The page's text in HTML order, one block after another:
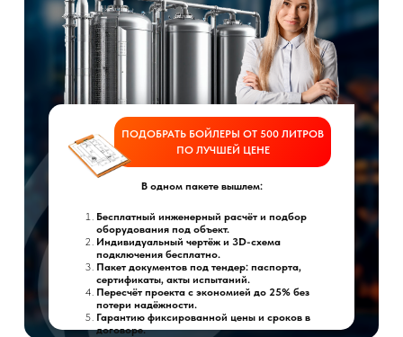
В одном пакете вышлем:
Бесплатный инженерный расчёт и подбор
оборудования под объект.
Индивидуальный чертёж и 3D-схема
подключения бесплатно.
Пакет документов под тендер: паспорта,
сертификаты, акты испытаний.
Пересчёт проекта с экономией до 25% без
потери надёжности.
Гарантию фиксированной цены и сроков в
договоре.
ПОДОБРАТЬ БОЙЛЕРЫ ОТ 500 ЛИТРОВ
ПО ЛУЧШЕЙ ЦЕНЕ